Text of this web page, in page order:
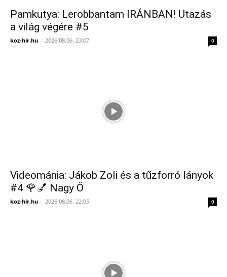
Pamkutya: Lerobbantam IRÁNBAN! Utazás
a világ végére #5
koz-hir.hu - 2026.08.06. 23:07 0
Videománia: Jákob Zoli és a tűzforró lányok
#4 🌹💅 Nagy Ő
koz-hir.hu - 2026.08.06. 22:05 0